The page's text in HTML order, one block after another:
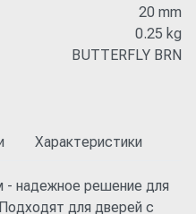
20 mm
0.25 kg
BUTTERFLY BRN
Характеристики
- надежное решение для
для дверей с